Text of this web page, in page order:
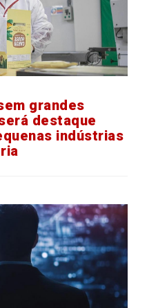
grandes
destaque
indústrias